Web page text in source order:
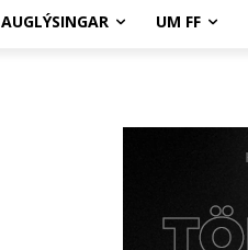
AUGLÝSINGAR UM FF